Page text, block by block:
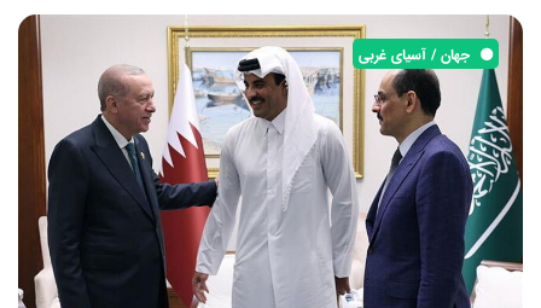
جهان / آسیای غربی